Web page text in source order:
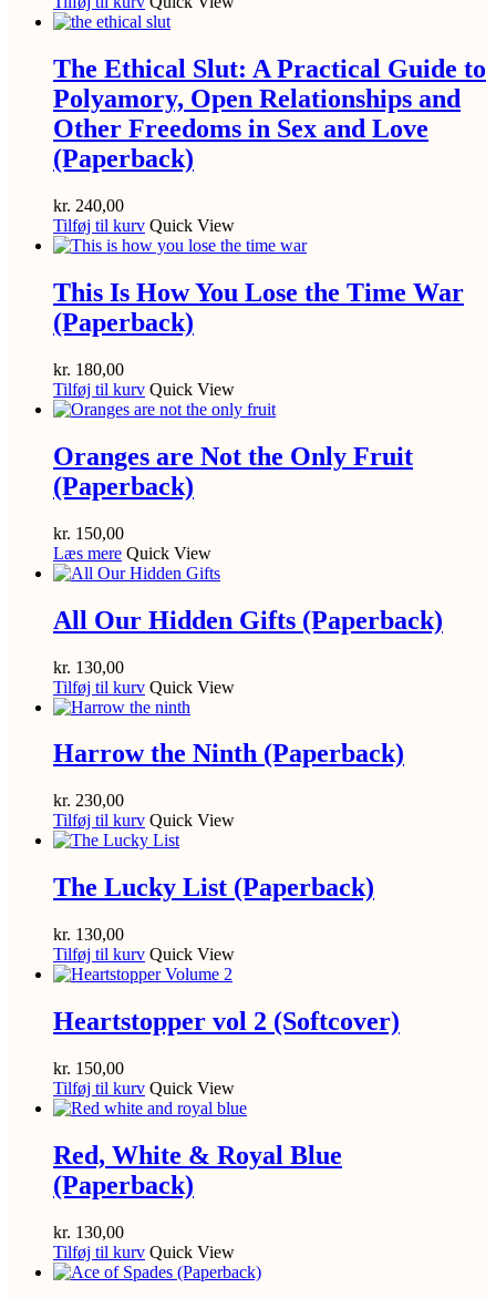
The Ethical Slut: A Practical Guide to
Polyamory, Open Relationships and
Other Freedoms in Sex and Love
(Paperback)
kr. 240,00
Tilføj til kurv Quick View
This Is How You Lose the Time War
(Paperback)
kr. 180,00
Tilføj til kurv Quick View
Oranges are Not the Only Fruit
(Paperback)
kr. 150,00
Læs mere Quick View
All Our Hidden Gifts (Paperback)
kr. 130,00
Tilføj til kurv Quick View
Harrow the Ninth (Paperback)
kr. 230,00
Tilføj til kurv Quick View
The Lucky List (Paperback)
kr. 130,00
Tilføj til kurv Quick View
Heartstopper vol 2 (Softcover)
kr. 150,00
Tilføj til kurv Quick View
Red, White & Royal Blue
(Paperback)
kr. 130,00
Tilføj til kurv Quick View